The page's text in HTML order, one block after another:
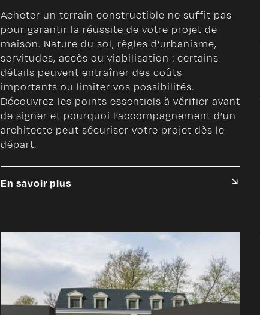
Acheter un terrain constructible ne suffit pas
pour garantir la réussite de votre projet de
maison. Nature du sol, règles d’urbanisme,
servitudes, accès ou viabilisation : certains
détails peuvent entraîner des coûts
importants ou limiter vos possibilités.
Découvrez les points essentiels à vérifier avant
de signer et pourquoi l’accompagnement d’un
architecte peut sécuriser votre projet dès le
départ.
En savoir plus